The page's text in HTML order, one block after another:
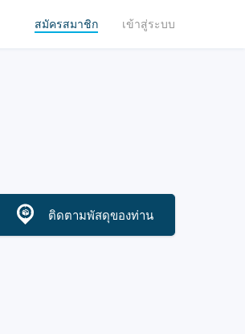
สมัครสมาชิก เข้าสู่ระบบ
ติดตามพัสดุของท่าน